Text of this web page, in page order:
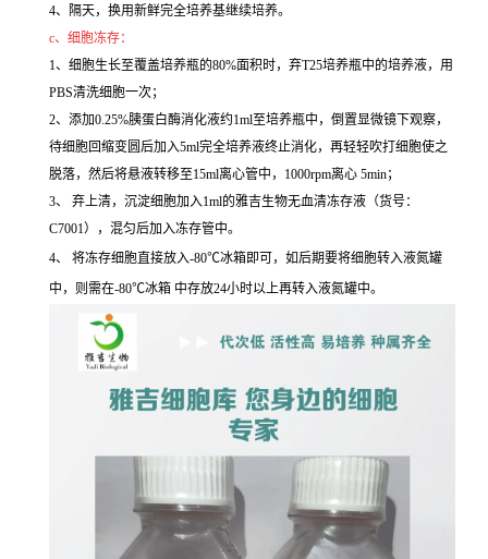
4、隔天，换用新鲜完全培养基继续培养。
c、细胞冻存：
1、细胞生长至覆盖培养瓶的80%面积时，弃T25培养瓶中的培养液，用
PBS清洗细胞一次；
2、添加0.25%胰蛋白酶消化液约1ml至培养瓶中，倒置显微镜下观察，
待细胞回缩变圆后加入5ml完全培养液终止消化，再轻轻吹打细胞使之
脱落，然后将悬液转移至15ml离心管中，1000rpm离心 5min；
3、 弃上清，沉淀细胞加入1ml的雅吉生物无血清冻存液（货号：
C7001），混匀后加入冻存管中。
4、 将冻存细胞直接放入-80℃冰箱即可，如后期要将细胞转入液氮罐
中，则需在-80℃冰箱 中存放24小时以上再转入液氮罐中。